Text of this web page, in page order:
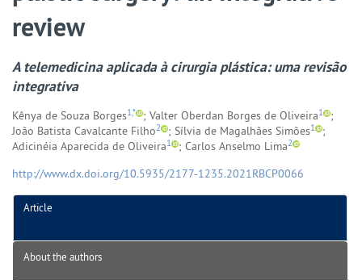
review
A telemedicina aplicada à cirurgia plástica: uma revisão
integrativa
Kênya de Souza Borges1,* ; Valter Oberdan Borges de Oliveira1
;
João Batista Cavalcante Filho2 ; Sílvia de Magalhães Simões1
;
Adicinéia Aparecida de Oliveira1 ; Carlos Anselmo Lima2
http://www.dx.doi.org/10.5935/2177-1235.2021RBCP0066
Article
About the authors